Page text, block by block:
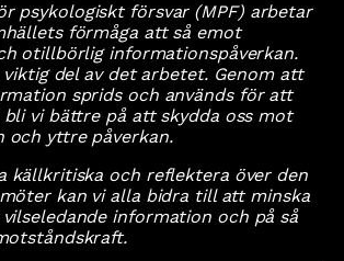
psykologiskt försvar (MPF) arbetar
förmåga att så emot
otillbörlig informationspåverkan.
del av det arbetet. Genom att
sprids och används för att
bli vi bättre på att skydda oss mot
och yttre påverkan.
källkritiska och reflektera över den
kan vi alla bidra till att minska
information och på så